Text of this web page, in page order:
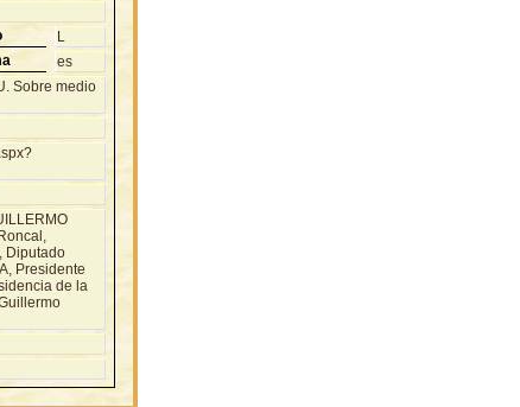
L
es
Sobre medio
Diputado
Presidente
de la